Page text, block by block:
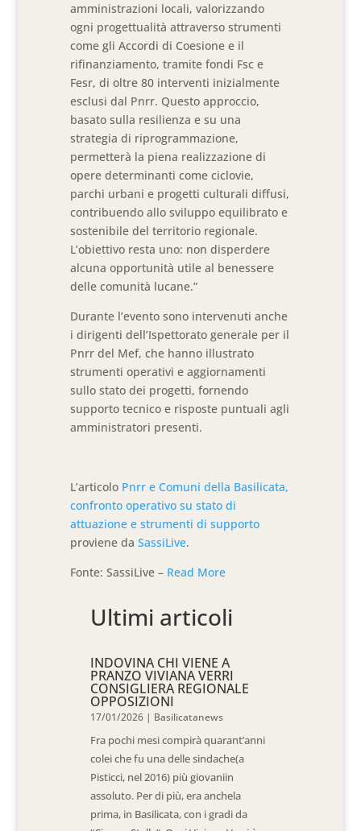
amministrazioni locali, valorizzando
ogni progettualità attraverso strumenti
come gli Accordi di Coesione e il
rifinanziamento, tramite fondi Fsc e
Fesr, di oltre 80 interventi inizialmente
esclusi dal Pnrr. Questo approccio,
basato sulla resilienza e su una
strategia di riprogrammazione,
permetterà la piena realizzazione di
opere determinanti come ciclovie,
parchi urbani e progetti culturali diffusi,
contribuendo allo sviluppo equilibrato e
sostenibile del territorio regionale.
L’obiettivo resta uno: non disperdere
alcuna opportunità utile al benessere
delle comunità lucane.”
Durante l’evento sono intervenuti anche
i dirigenti dell’Ispettorato generale per il
Pnrr del Mef, che hanno illustrato
strumenti operativi e aggiornamenti
sullo stato dei progetti, fornendo
supporto tecnico e risposte puntuali agli
amministratori presenti.
L’articolo Pnrr e Comuni della Basilicata,
confronto operativo su stato di
attuazione e strumenti di supporto
proviene daSassiLive.
Fonte: SassiLive – Read More
Ultimi articoli
INDOVINA CHI VIENE A
PRANZO VIVIANA VERRI
CONSIGLIERA REGIONALE
OPPOSIZIONI
17/01/2026 | Basilicatanews
Fra pochi mesi compirà quarant’anni
colei che fu una delle sindache(a
Pisticci, nel 2016) più giovaniin
assoluto. Per di più, era anchela
prima, in Basilicata, con i gradi da